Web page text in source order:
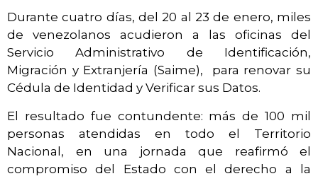
Durante cuatro días, del 20 al 23 de enero, miles
de venezolanos acudieron a las oficinas del
Servicio Administrativo de Identificación,
Migración y Extranjería (Saime), para renovar su
Cédula de Identidad y Verificar sus Datos.
El resultado fue contundente: más de 100 mil
personas atendidas en todo el Territorio
Nacional, en una jornada que reafirmó el
compromiso del Estado con el derecho a la